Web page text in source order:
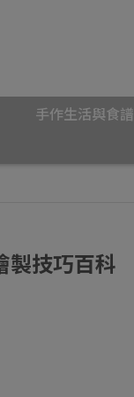
手作生活與食譜
製技巧百科